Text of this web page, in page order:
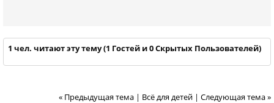
1 чел. читают эту тему (1 Гостей и 0 Скрытых Пользователей)
« Предыдущая тема | Всё для детей | Следующая тема »